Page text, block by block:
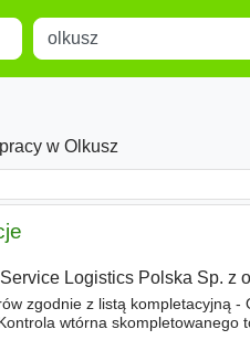
Miejscowość
w Olkusz
Logistics Polska Sp. z
zgodnie z listą kompletacyjną -
wtórna skompletowanego